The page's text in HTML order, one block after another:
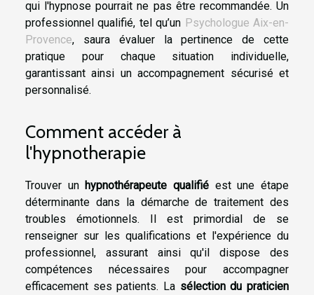
qui l'hypnose pourrait ne pas être recommandée. Un
professionnel qualifié, tel qu’un Psychologue Aix-en-
Provence, saura évaluer la pertinence de cette
pratique pour chaque situation individuelle,
garantissant ainsi un accompagnement sécurisé et
personnalisé.
Comment accéder à
l'hypnotherapie
Trouver unhypnothérapeute qualifié est une étape
déterminante dans la démarche de traitement des
troubles émotionnels. Il est primordial de se
renseigner sur les qualifications et l'expérience du
professionnel, assurant ainsi qu'il dispose des
compétences nécessaires pour accompagner
efficacement ses patients. La sélection du praticien